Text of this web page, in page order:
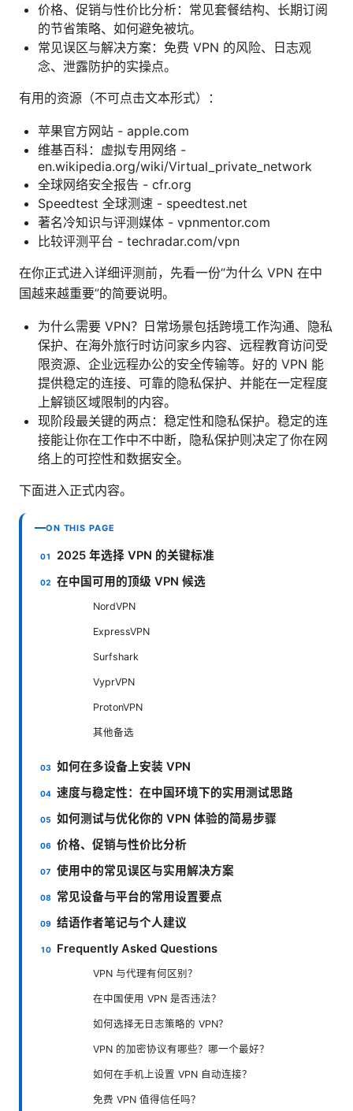
价格、促销与性价比分析：常见套餐结构、长期订阅
的节省策略、如何避免被坑。
常见误区与解决方案：免费 VPN 的风险、日志观
念、泄露防护的实操点。
有用的资源（不可点击文本形式）：
苹果官方网站 - apple.com
维基百科：虚拟专用网络 -
en.wikipedia.org/wiki/Virtual_private_network
全球网络安全报告 - cfr.org
Speedtest 全球测速 - speedtest.net
著名冷知识与评测媒体 - vpnmentor.com
比较评测平台 - techradar.com/vpn
在你正式进入详细评测前，先看一份“为什么 VPN 在中
国越来越重要”的简要说明。
为什么需要 VPN？日常场景包括跨境工作沟通、隐私
保护、在海外旅行时访问家乡内容、远程教育访问受
限资源、企业远程办公的安全传输等。好的 VPN 能
提供稳定的连接、可靠的隐私保护、并能在一定程度
上解锁区域限制的内容。
现阶段最关键的两点：稳定性和隐私保护。稳定的连
接能让你在工作中不中断，隐私保护则决定了你在网
络上的可控性和数据安全。
下面进入正式内容。
ON THIS PAGE
2025 年选择 VPN 的关键标准
在中国可用的顶级 VPN 候选
NordVPN
ExpressVPN
Surfshark
VyprVPN
ProtonVPN
其他备选
如何在多设备上安装 VPN
速度与稳定性：在中国环境下的实用测试思路
如何测试与优化你的 VPN 体验的简易步骤
价格、促销与性价比分析
使用中的常见误区与实用解决方案
常见设备与平台的常用设置要点
结语作者笔记与个人建议
Frequently Asked Questions
VPN 与代理有何区别？
在中国使用 VPN 是否违法？
如何选择无日志策略的 VPN？
VPN 的加密协议有哪些？哪一个最好？
如何在手机上设置 VPN 自动连接？
免费 VPN 值得信任吗？